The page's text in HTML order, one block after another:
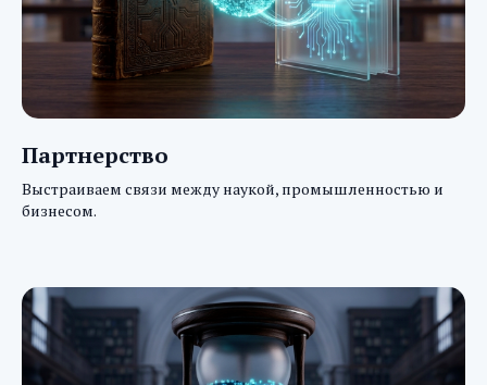
Партнерство
Выстраиваем связи между наукой, промышленностью и
бизнесом.